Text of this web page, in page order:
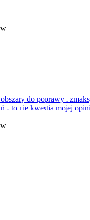
do poprawy i
- to nie kwestia mojej